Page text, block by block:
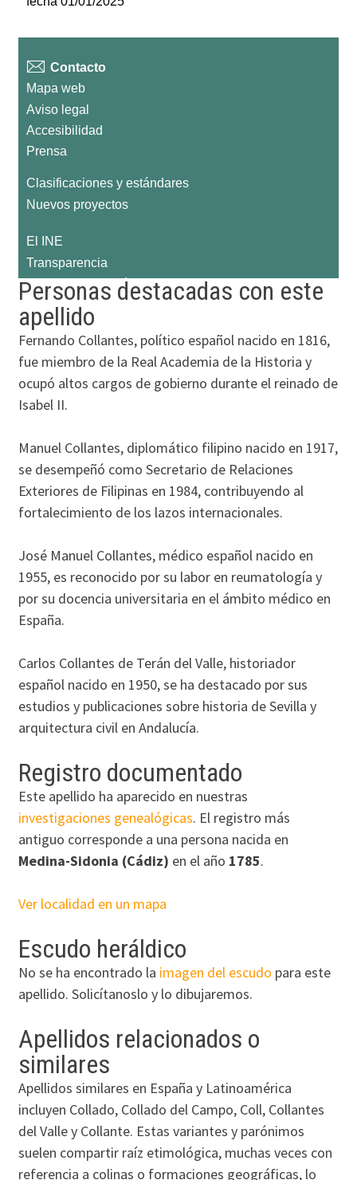
Personas destacadas con este
apellido
Fernando Collantes, político español nacido en 1816,
fue miembro de la Real Academia de la Historia y
ocupó altos cargos de gobierno durante el reinado de
Isabel II.
Manuel Collantes, diplomático filipino nacido en 1917,
se desempeñó como Secretario de Relaciones
Exteriores de Filipinas en 1984, contribuyendo al
fortalecimiento de los lazos internacionales.
José Manuel Collantes, médico español nacido en
1955, es reconocido por su labor en reumatología y
por su docencia universitaria en el ámbito médico en
España.
Carlos Collantes de Terán del Valle, historiador
español nacido en 1950, se ha destacado por sus
estudios y publicaciones sobre historia de Sevilla y
arquitectura civil en Andalucía.
Registro documentado
Este apellido ha aparecido en nuestras
investigaciones genealógicas. El registro más
antiguo corresponde a una persona nacida en
Medina-Sidonia (Cádiz) en el año 1785.
Ver localidad en un mapa
Escudo heráldico
No se ha encontrado la imagen del escudo para este
apellido. Solicítanoslo y lo dibujaremos.
Apellidos relacionados o
similares
Apellidos similares en España y Latinoamérica
incluyen Collado, Collado del Campo, Coll, Collantes
del Valle y Collante. Estas variantes y parónimos
suelen compartir raíz etimológica, muchas veces con
referencia a colinas o formaciones geográficas, lo